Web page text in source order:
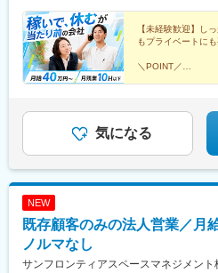
与）
【未経験歓迎】し
もプライベートに
＼POINT／
★年休120日以上
気になる
NEW
既存顧客のみの法人営業／月
ノルマなし
サンフロンティアスペースマネジメン